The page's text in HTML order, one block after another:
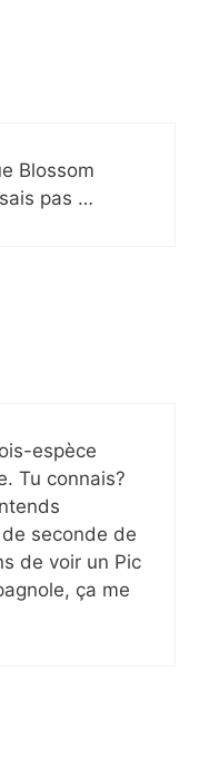
Blossom
pas …
espèce
Tu connais?
de seconde de
de voir un Pic
ça me